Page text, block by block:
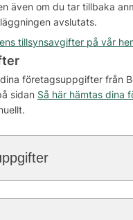
även om du tar tillbaka
avslutats.
tillsynsavgifter på vår
företagsuppgifter från
sidan Så här hämtas dina